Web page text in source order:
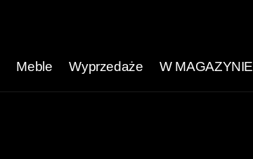
Meble Wyprzedaże W MAGAZYNIE